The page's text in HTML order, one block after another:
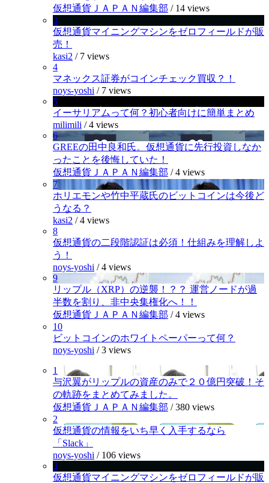
仮想通貨ＪＡＰＡＮ編集部 / 14 views
3
仮想通貨マイニングマシンをゼロフィールドが販
売！
kasi2 / 7 views
4
マネックス証券がコインチェック買収？！
noys-yoshi / 7 views
5
イーサリアムって何？初心者向けに簡単まとめ
milimili /4 views
6
GREEの田中良和氏。仮想通貨に先行投資しなか
ったことを後悔していた！
仮想通貨ＪＡＰＡＮ編集部 /4 views
7
ホリエモンや竹中平蔵氏のビットコインは今後ど
うなる？
kasi2 /4 views
8
仮想通貨の二段階認証は必須！仕組みを理解しよ
う！
noys-yoshi /4 views
9
リップル（XRP）の逆襲！？？ 運営ノードが過
半数を割り、非中央集権化へ！！
仮想通貨ＪＡＰＡＮ編集部 /4 views
10
ビットコインのホワイトペーパーって何？
noys-yoshi /3 views
1
与沢翼がリップルの資産のみで２０億円突破！そ
の軌跡をまとめてみました。
仮想通貨ＪＡＰＡＮ編集部 /380 views
2
仮想通貨の情報をいち早く入手するなら
「Slack」
noys-yoshi / 106 views
3
仮想通貨マイニングマシンをゼロフィールドが販